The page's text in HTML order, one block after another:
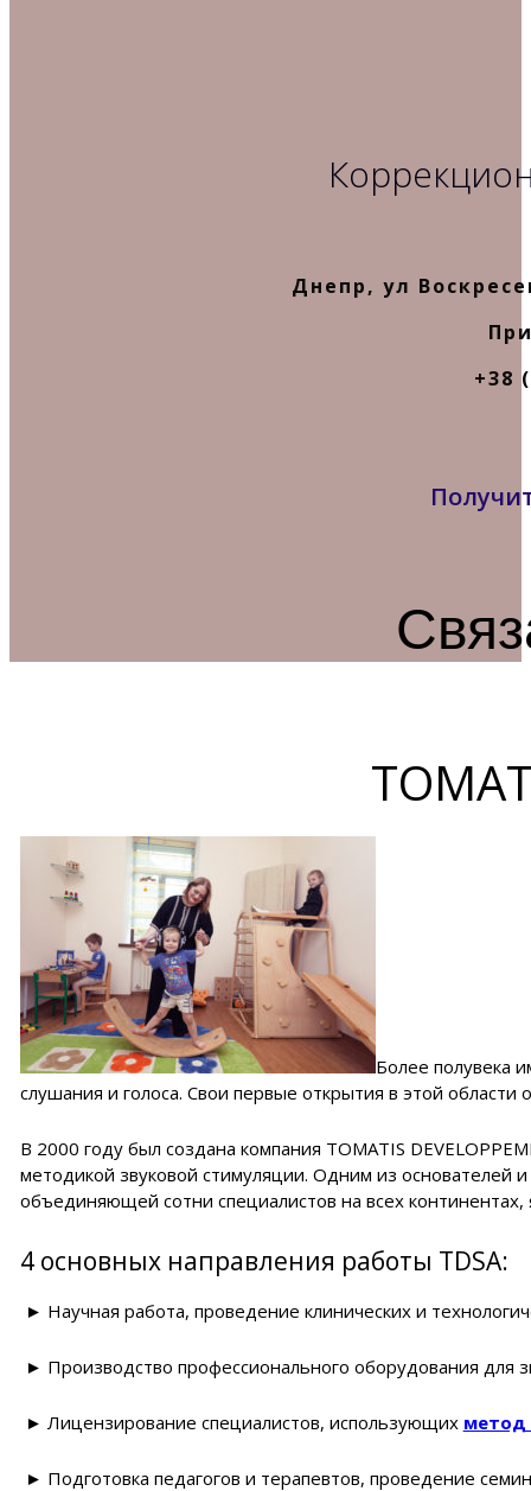
Днепр, ул
+38
Более полувека
слушания и голоса. Свои первые открытия в этой
В 2000 году был создана компания TOMATIS
методикой звуковой стимуляции. Одним из основателей
объединяющей сотни специалистов на всех
4 основных направления работы TDSA:
► Научная работа, проведение клинических и
► Производство профессионального оборудования для
► Лицензирование специалистов, использующих
► Подготовка педагогов и терапевтов, проведение